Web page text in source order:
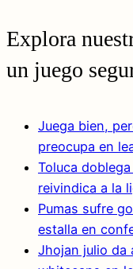
Explora
un juego
Juega bien,
preocupa en
Toluca
reivindica a la
Pumas sufre
estalla en
Jhojan julio da